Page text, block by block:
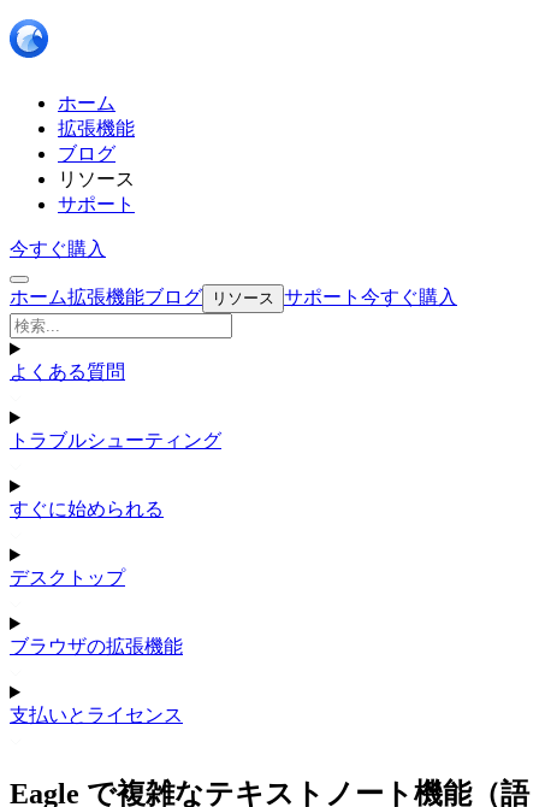
ホーム
拡張機能
ブログ
リソース
サポート
今すぐ購入
ホーム拡張機能ブログ リソース サポート 今すぐ購入
よくある質問
トラブルシューティング
すぐに始められる
デスクトップ
ブラウザの拡張機能
支払いとライセンス
Eagle で複雑なテキストノート機能（語